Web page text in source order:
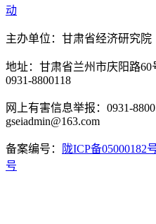
动
主办单位：甘肃省经济研究院
地址：甘肃省兰州市庆阳路60
0931-8800118
网上有害信息举报：0931-
gseiadmin@163.com
备案编号： 陇ICP备05000182
号